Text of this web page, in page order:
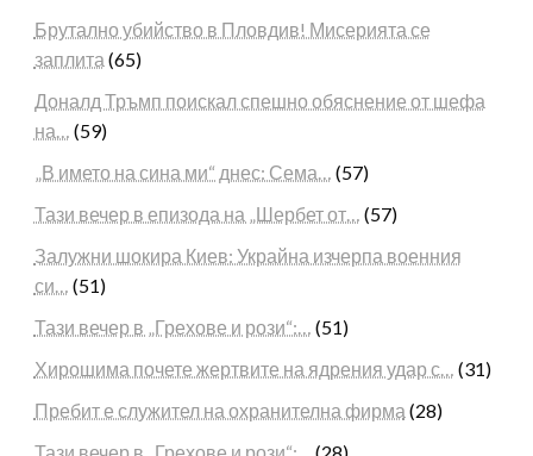
Брутално убийство в Пловдив! Мисерията се
заплита (65)
Доналд Тръмп поискал спешно обяснение от шефа
на… (59)
„В името на сина ми“ днес: Сема… (57)
Тази вечер в епизода на „Шербет от… (57)
Залужни шокира Киев: Украйна изчерпа военния
си… (51)
Тази вечер в „Грехове и рози“:… (51)
Хирошима почете жертвите на ядрения удар с… (31)
Пребит е служител на охранителна фирма (28)